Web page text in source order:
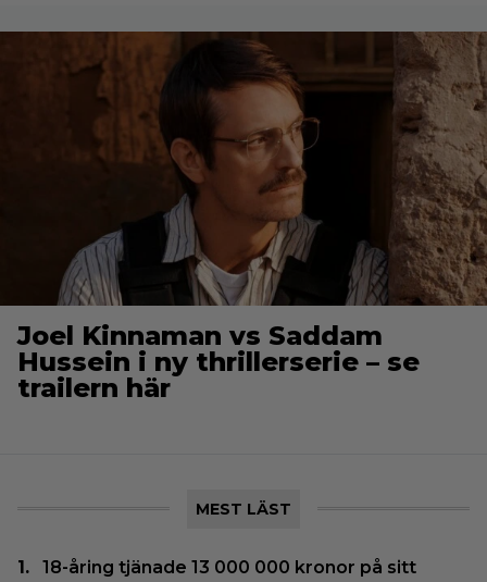
Joel Kinnaman vs Saddam
Hussein i ny thrillerserie – se
trailern här
MEST LÄST
18-åring tjänade 13 000 000 kronor på sitt